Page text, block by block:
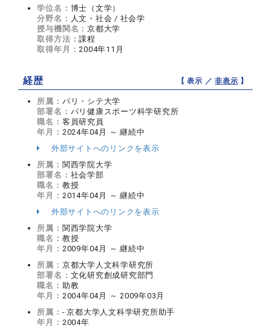
学位名： 博士（文学）
分野名： 人文・社会 / 社会学
授与機関名：京都大学
取得方法：課程
取得年月：2004年11月
経歴 【 表示 ／非表示 】
所属： パリ・シテ大学
部署名： パリ健康スポーツ科学研究所
職名： 客員研究員
年月： 2024年04月 ～ 継続中
外部サイトへのリンクを表示
所属： 関西学院大学
部署名： 社会学部
職名： 教授
年月： 2014年04月 ～ 継続中
外部サイトへのリンクを表示
所属： 関西学院大学
職名： 教授
年月： 2009年04月 ～ 継続中
所属： 京都大学人文科学研究所
部署名： 文化研究創成研究部門
職名： 助教
年月： 2004年04月 ～ 2009年03月
所属： - 京都大学人文科学研究所助手
年月： 2004年